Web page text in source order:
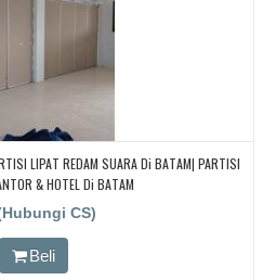
LIPAT REDAM SUARA Di BATAM| PARTISI
& HOTEL Di BATAM
CS)
Beli